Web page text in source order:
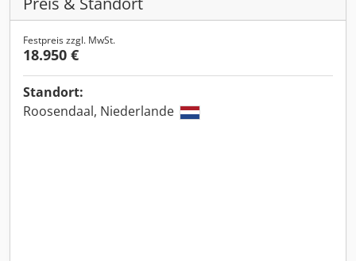
Festpreis zzgl. MwSt.
18.950 €
Standort:
Roosendaal, Niederlande